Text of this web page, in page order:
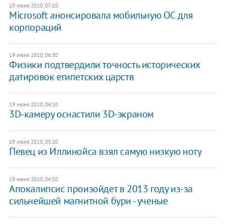
19 июня 2010, 07:10
Microsoft анонсировала мобильную ОС для
корпораций
19 июня 2010, 06:30
Физики подтвердили точность исторических
датировок египетских царств
19 июня 2010, 06:10
3D-камеру оснастили 3D-экраном
19 июня 2010, 05:10
Певец из Иллинойса взял самую низкую ноту
19 июня 2010, 04:50
Апокалипсис произойдет в 2013 году из-за
сильнейшей магнитной бури - ученые